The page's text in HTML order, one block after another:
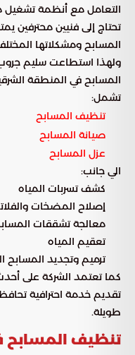
التعامل مع أنظمة
تحتاج إلى فنيين محترفين
المسابح ومشكلاتها
ولهذا استطاعت سليم
المسابح في المنطقة
تشمل:
تنظيف المسابح
صيانة المسابح
عزل المسابح
الي جانب:
كشف تسربات المياه
إصلاح المضخات
معالجة تشققات
تعقيم المياه
ترميم وتجديد المسابح
كما تعتمد الشركة على
تقديم خدمة احترافية
طويلة.
تنظيف المسابح